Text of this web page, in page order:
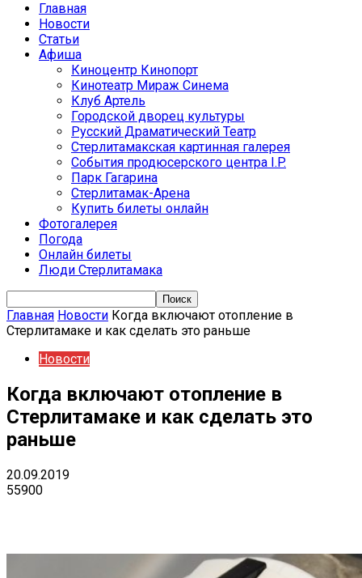
Главная
Новости
Статьи
Афиша
Киноцентр Кинопорт
Кинотеатр Мираж Синема
Клуб Артель
Городской дворец культуры
Русский Драматический Театр
Стерлитамакская картинная галерея
События продюсерского центра I.P.
Парк Гагарина
Стерлитамак-Арена
Купить билеты онлайн
Фотогалерея
Погода
Онлайн билеты
Люди Стерлитамака
Главная Новости Когда включают отопление в
Стерлитамаке и как сделать это раньше
Новости
Когда включают отопление в
Стерлитамаке и как сделать это
раньше
20.09.2019
55900